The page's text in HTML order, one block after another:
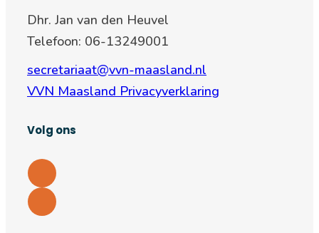
Dhr. Jan van den Heuvel
Telefoon: 06-13249001
secretariaat@vvn-maasland.nl
VVN Maasland Privacyverklaring
Volg ons